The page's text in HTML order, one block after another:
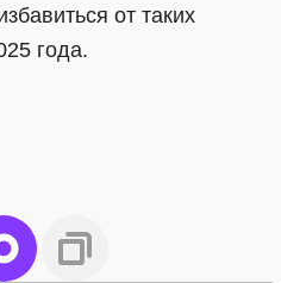
от таких
года.